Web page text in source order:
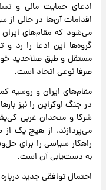
ادعای حمایت مالی و
اقدامات آن‌ها در حالی
می‌شود که مقام‌های
گروه‌ها این ادعا را رد و
مستقل و طبق صلاحدید خود
صرفا نوعی اتحاد است.
مقام‌های ایران و روسیه
در جنگ اوکراین را نیز
شرکا و متحدان غربی
می‌پردازند، از هیچ یک
راهکار سیاسی را برای
به دست‌یابی آن است.
احتمال توافقی جدید